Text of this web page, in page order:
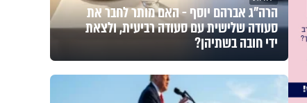
הרה"ג אברהם יוסף - האם מותר לחבר את
סעודה שלישית עם סעודה רביעית, ולצאת
ידי חובה בשתיהן?